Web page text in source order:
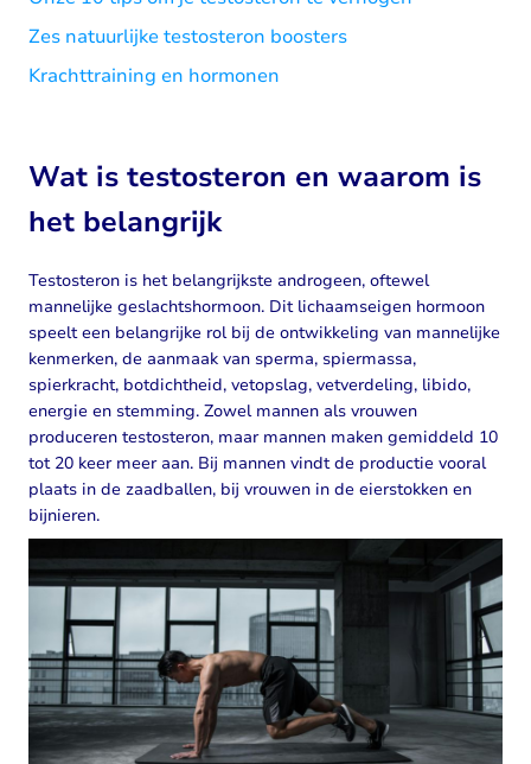
Zes natuurlijke testosteron boosters
Krachttraining en hormonen
Wat is testosteron en waarom is
het belangrijk
Testosteron is het belangrijkste androgeen, oftewel
mannelijke geslachtshormoon. Dit lichaamseigen hormoon
speelt een belangrijke rol bij de ontwikkeling van mannelijke
kenmerken, de aanmaak van sperma, spiermassa,
spierkracht, botdichtheid, vetopslag, vetverdeling, libido,
energie en stemming. Zowel mannen als vrouwen
produceren testosteron, maar mannen maken gemiddeld 10
tot 20 keer meer aan. Bij mannen vindt de productie vooral
plaats in de zaadballen, bij vrouwen in de eierstokken en
bijnieren.